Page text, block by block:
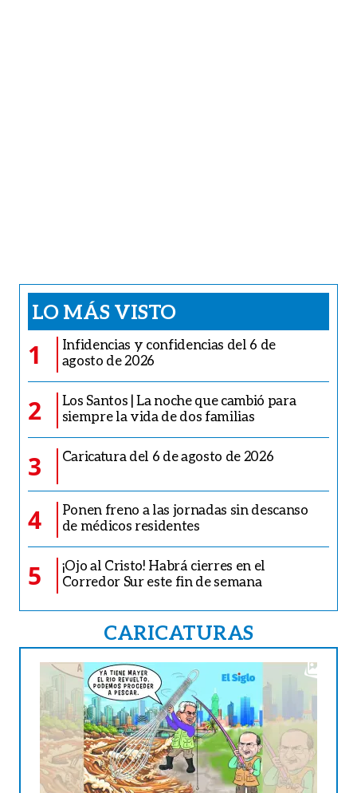
LO MÁS VISTO
1
Infidencias y confidencias del 6 de
agosto de 2026
2
Los Santos | La noche que cambió para
siempre la vida de dos familias
3 Caricatura del 6 de agosto de 2026
4
Ponen freno a las jornadas sin descanso
de médicos residentes
5
¡Ojo al Cristo! Habrá cierres en el
Corredor Sur este fin de semana
CARICATURAS